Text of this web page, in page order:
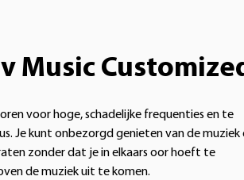
Music
voor hoge, schadelijke frequenties en te
Je kunt onbezorgd genieten van de muziek
zonder dat je in elkaars oor hoeft te
de muziek uit te komen.